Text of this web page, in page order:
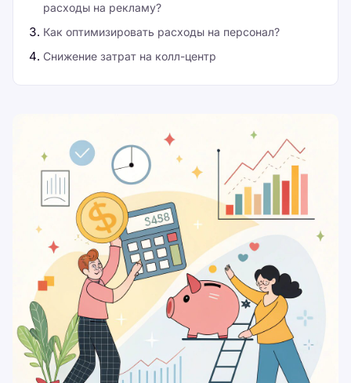
расходы на рекламу?
Как оптимизировать расходы на персонал?
Снижение затрат на колл-центр